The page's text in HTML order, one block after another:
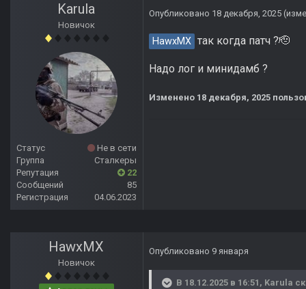
Karula
Новичок
Статус
Не в сети
Группа
Сталкеры
Репутация
22
Сообщений
85
Регистрация
04.06.2023
Опубликовано 18 декабря, 2025
HawxMX так когда патч ?🫡
Надо лог и минидамб ?
Изменено 18 декабря, 2025
HawxMX
Новичок
Опубликовано 9 января
В 18.12.2025 в 16:51, Karula